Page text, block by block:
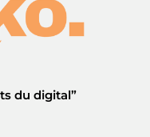
du digital”